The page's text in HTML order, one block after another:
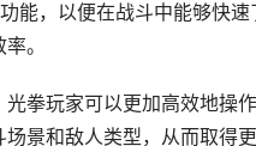
能，以便在战斗中能够快
。
拳玩家可以更加高效地操
景和敌人类型，从而取得更